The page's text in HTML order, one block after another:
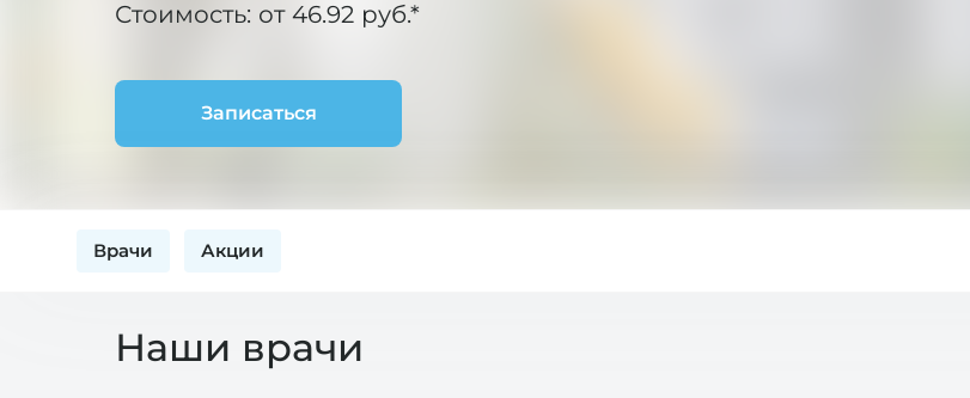
Стоимость: от 46.92 руб.*
Записаться
Врачи Акции
Наши врачи